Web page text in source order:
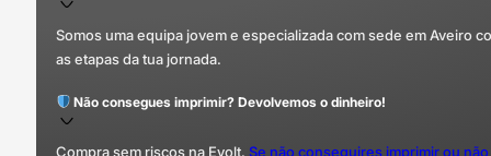
Somos uma equipa jovem e especializada com sede em Aveiro
as etapas da tua jornada.
Não consegues imprimir? Devolvemos o dinheiro!
Compra sem riscos na Evolt. Se não conseguires imprimir ou